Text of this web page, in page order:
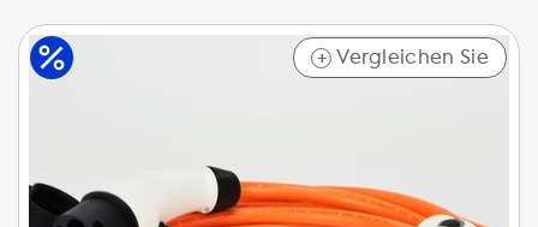
+ Vergleichen Sie